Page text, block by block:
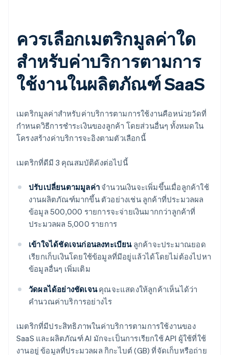
ควรเลือกเมตริกมูลค่าใด
สำหรับค่าบริการตามการ
ใช้งานในผลิตภัณฑ์ SaaS
เมตริกมูลค่าสำหรับค่าบริการตามการใช้งานคือหน่วยวัดที่
กำหนดวิธีการชำระเงินของลูกค้า โดยส่วนอื่นๆ ทั้งหมดใน
โครงสร้างค่าบริการจะอิงตามตัวเลือกนี้
เมตริกที่ดีมี 3 คุณสมบัติดังต่อไปนี้
ปรับเปลี่ยนตามมูลค่า จำนวนเงินจะเพิ่มขึ้นเมื่อลูกค้าใช้
งานผลิตภัณฑ์มากขึ้น ตัวอย่างเช่น ลูกค้าที่ประมวลผล
ข้อมูล 500,000 รายการจะจ่ายเงินมากกว่าลูกค้าที่
ประมวลผล 5,000 รายการ
เข้าใจได้ชัดเจนก่อนลงทะเบียนลูกค้าจะประมาณยอด
เรียกเก็บเงินโดยใช้ข้อมูลที่มีอยู่แล้วได้โดยไม่ต้องไปหา
ข้อมูลอื่นๆ เพิ่มเติม
วัดผลได้อย่างชัดเจนคุณจะแสดงให้ลูกค้าเห็นได้ว่า
คำนวณค่าบริการอย่างไร
เมตริกที่มีประสิทธิภาพในค่าบริการตามการใช้งานของ
SaaS และผลิตภัณฑ์ AI มักจะเป็นการเรียกใช้ API ผู้ใช้ที่ใช้
งานอยู่ ข้อมูลที่ประมวลผล กิกะไบต์ (GB) ที่จัดเก็บหรือถ่าย